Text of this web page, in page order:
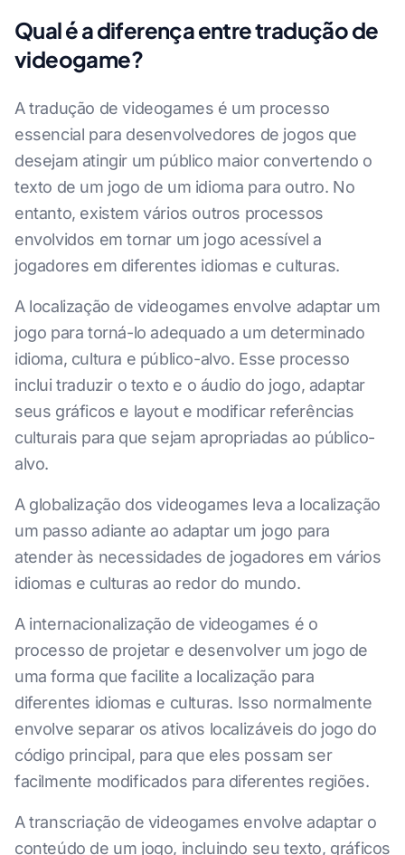
Qual é a diferença entre tradução de
videogame?
A tradução de videogames é um processo
essencial para desenvolvedores de jogos que
desejam atingir um público maior convertendo o
texto de um jogo de um idioma para outro. No
entanto, existem vários outros processos
envolvidos em tornar um jogo acessível a
jogadores em diferentes idiomas e culturas.
A localização de videogames envolve adaptar um
jogo para torná-lo adequado a um determinado
idioma, cultura e público-alvo. Esse processo
inclui traduzir o texto e o áudio do jogo, adaptar
seus gráficos e layout e modificar referências
culturais para que sejam apropriadas ao público-
alvo.
A globalização dos videogames leva a localização
um passo adiante ao adaptar um jogo para
atender às necessidades de jogadores em vários
idiomas e culturas ao redor do mundo.
A internacionalização de videogames é o
processo de projetar e desenvolver um jogo de
uma forma que facilite a localização para
diferentes idiomas e culturas. Isso normalmente
envolve separar os ativos localizáveis do jogo do
código principal, para que eles possam ser
facilmente modificados para diferentes regiões.
A transcriação de videogames envolve adaptar o
conteúdo de um jogo, incluindo seu texto, gráficos